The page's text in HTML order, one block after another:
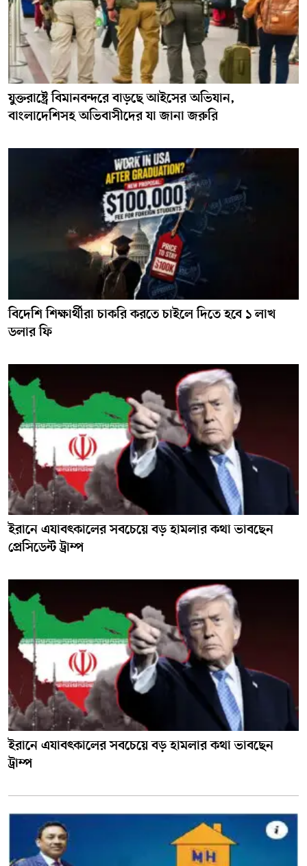
যুক্তরাষ্ট্রে বিমানবন্দরে বাড়ছে আইসের অভিযান,
বাংলাদেশিসহ অভিবাসীদের যা জানা জরুরি
বিদেশি শিক্ষার্থীরা চাকরি করতে চাইলে দিতে হবে ১ লাখ
ডলার ফি
ইরানে এযাবৎকালের সবচেয়ে বড় হামলার কথা ভাবছেন
প্রেসিডেন্ট ট্রাম্প
ইরানে এযাবৎকালের সবচেয়ে বড় হামলার কথা ভাবছেন
ট্রাম্প